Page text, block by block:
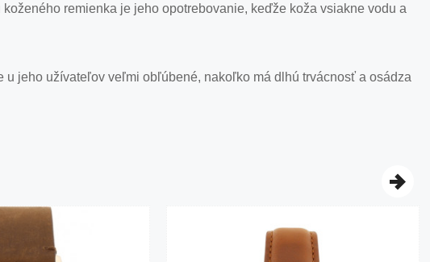
remienka je jeho opotrebovanie, keďže koža vsiakne vodu a
jeho užívateľov veľmi obľúbené, nakoľko má dlhú trvácnosť a osádza